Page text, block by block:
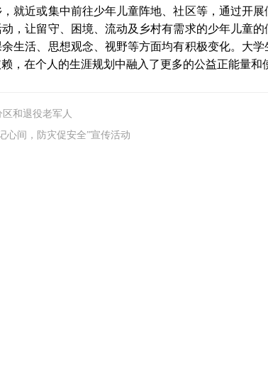
就近或集中前往少年儿童阵地、社区等，通过开
，让留守、困境、流动及乡村有需求的少年儿童
生活、思想观念、视野等方面均有积极变化。大学
，在个人的生涯规划中融入了更多的公益正能量和
和退役老军人
心间，防灾促安全”宣传活动